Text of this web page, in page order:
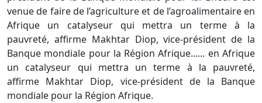
venue de faire de l’agriculture et de l’agroalimentaire en
Afrique un catalyseur qui mettra un terme à la
pauvreté, affirme Makhtar Diop, vice-président de la
Banque mondiale pour la Région Afrique...... en Afrique
un catalyseur qui mettra un terme à la pauvreté,
affirme Makhtar Diop, vice-président de la Banque
mondiale pour la Région Afrique.